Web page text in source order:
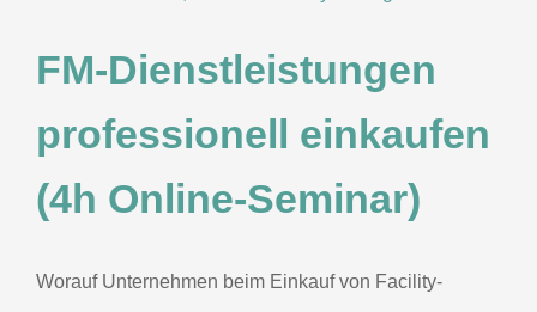
FM-Dienstleistungen
professionell einkaufen
(4h Online-Seminar)
Worauf Unternehmen beim Einkauf von Facility-